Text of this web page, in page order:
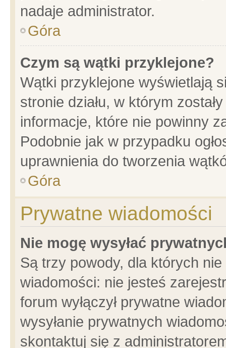
nadaje administrator.
Góra
Czym są wątki przyklejone?
Wątki przyklejone wyświetlają
stronie działu, w którym
informacje, które nie powinny
Podobnie jak w przypadku
uprawnienia do tworzenia
Góra
Prywatne wiadomości
Nie mogę wysyłać
Są trzy powody, dla których
wiadomości: nie jesteś
forum wyłączył prywatne
wysyłanie prywatnych
skontaktuj się z